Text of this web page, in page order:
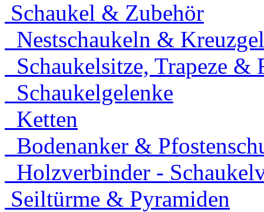
Schaukel & Zubehör
Nestschaukeln &
Schaukelsitze, Trapeze &
Schaukelgelenke
Ketten
Bodenanker &
Holzverbinder -
Seiltürme & Pyramiden